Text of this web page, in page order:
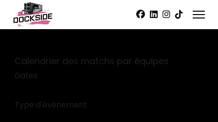
Calendrier des matchs par équipes
Dates
Type d'événement